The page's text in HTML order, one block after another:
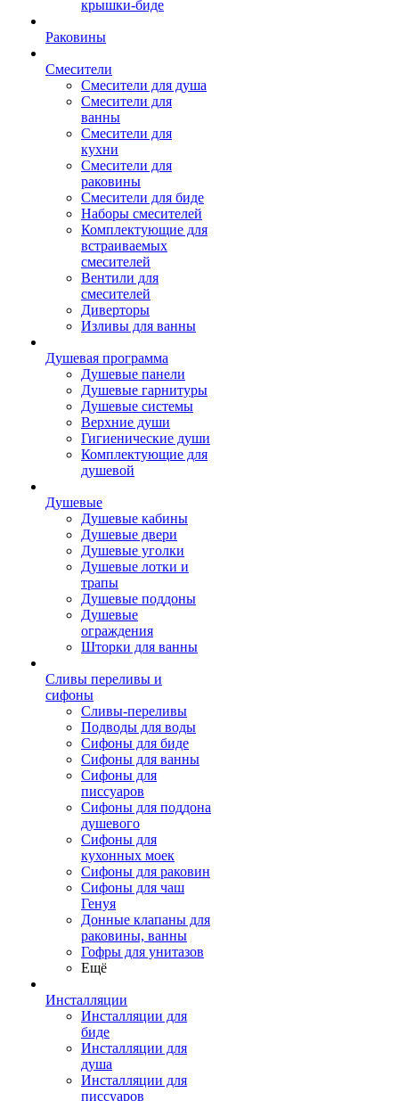
крышки-биде
Раковины
Смесители
Смесители для душа
Смесители для
ванны
Смесители для
кухни
Смесители для
раковины
Смесители для биде
Наборы смесителей
Комплектующие для
встраиваемых
смесителей
Вентили для
смесителей
Диверторы
Изливы для ванны
Душевая программа
Душевые панели
Душевые гарнитуры
Душевые системы
Верхние души
Гигиенические души
Комплектующие для
душевой
Душевые
Душевые кабины
Душевые двери
Душевые уголки
Душевые лотки и
трапы
Душевые поддоны
Душевые
ограждения
Шторки для ванны
Сливы переливы и
сифоны
Сливы-переливы
Подводы для воды
Сифоны для биде
Сифоны для ванны
Сифоны для
писсуаров
Сифоны для поддона
душевого
Сифоны для
кухонных моек
Сифоны для раковин
Сифоны для чаш
Генуя
Донные клапаны для
раковины, ванны
Гофры для унитазов
Ещё
Инсталляции
Инсталляции для
биде
Инсталляции для
душа
Инсталляции для
писсуаров